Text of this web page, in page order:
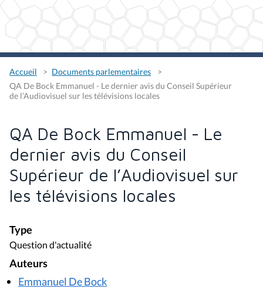
Accueil
Documents parlementaires
QA De Bock Emmanuel - Le dernier avis du Conseil Supérieur
de l’Audiovisuel sur les télévisions locales
QA De Bock Emmanuel - Le
dernier avis du Conseil
Supérieur de l’Audiovisuel sur
les télévisions locales
Type
Question d'actualité
Auteurs
Emmanuel De Bock